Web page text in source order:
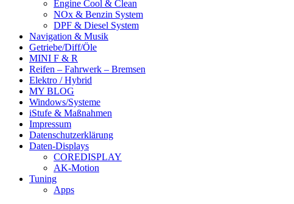
Engine Cool & Clean
NOx & Benzin System
DPF & Diesel System
Navigation & Musik
Getriebe/Diff/Öle
MINI F & R
Reifen – Fahrwerk – Bremsen
Elektro / Hybrid
MY BLOG
Windows/Systeme
iStufe & Maßnahmen
Impressum
Datenschutzerklärung
Daten-Displays
COREDISPLAY
AK-Motion
Tuning
Apps